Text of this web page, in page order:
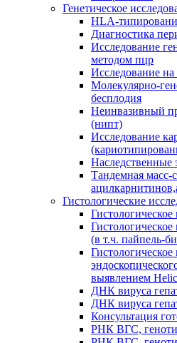
Генетическое
HLA-
Диагностика
Исследование
методом пцр
Исследование на
Молекулярно-
бесплодия
Неинвазивный
(нипт)
Исследование
Наследственные
Тандемная масс-
Гистологические
(в т.ч. пайпель-
выявлением
ДНК вируса
ДНК вируса
Консультация
РНК ВГC,